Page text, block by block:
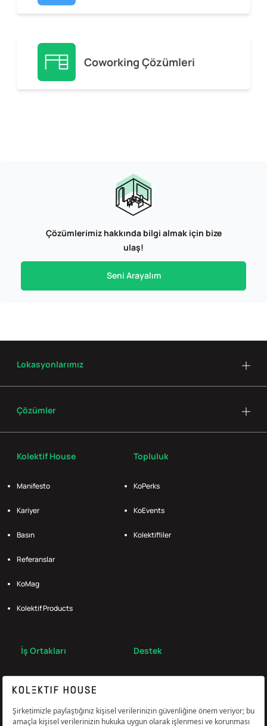
Coworking Çözümleri
Çözümlerimiz hakkında bilgi almak için bize
ulaş!
Seni Arayalım
Kolektif House
Manifesto
Kariyer
Basın
Referanslar
KoMag
Kolektif Products
Topluluk
KoPerks
KoEvents
Kolektifliler
İş Ortakları Destek
Lokasyonlarımız
Çözümler